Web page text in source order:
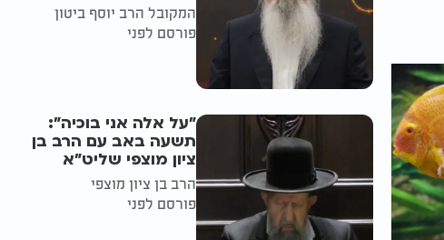
המקובל הרב יוסף ביטון
פורסם לפני
"על אלה אני בוכיה":
תשעה באב עם הרב בן
ציון מוצפי שליט"א
הרב בן ציון מוצפי
פורסם לפני